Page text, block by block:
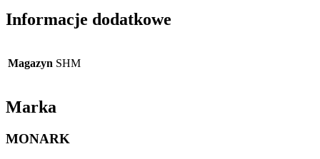
Informacje dodatkowe
Magazyn SHM
Marka
MONARK